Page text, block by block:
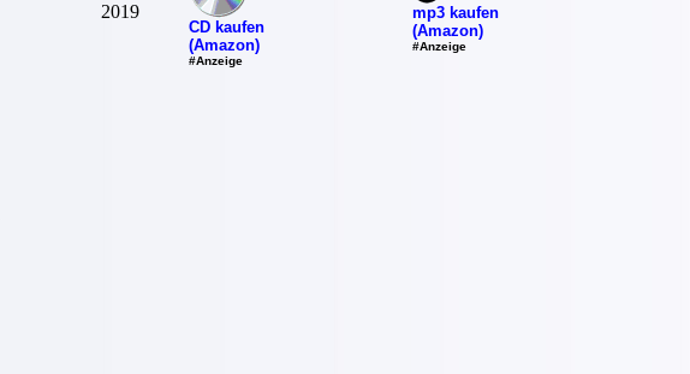
2019
CD kaufen
(Amazon)
#Anzeige
mp3 kaufen
(Amazon)
#Anzeige